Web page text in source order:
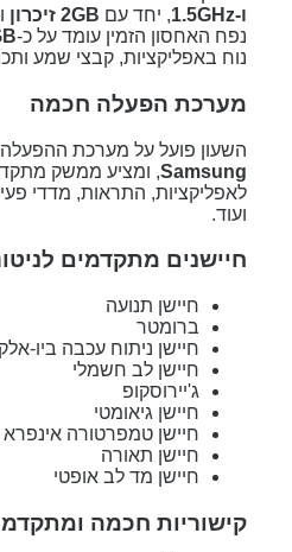
ו-1.5GHz
, יחד עם 2GB זיכרון
נפח האחסון הזמין עומד על כ-
נוח באפליקציות, קבצי שמע
מערכת הפעלה חכמה
השעון פועל על מערכת ההפעלה
Samsung, ומציע ממשק
לאפליקציות, התראות, מדדי
ועוד.
חיישנים מתקדמים
חיישן תנועה
ברומטר
חיישן ניתוח עכבה ביו-
חיישן לב חשמלי
ג'יירוסקופ
חיישן גיאומטי
חיישן טמפרטורה
חיישן תאורה
חיישן מד לב אופטי
קישוריות חכמה